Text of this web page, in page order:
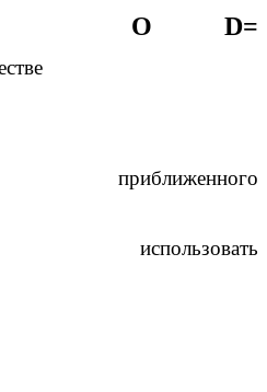
О D=
в качестве
использовать